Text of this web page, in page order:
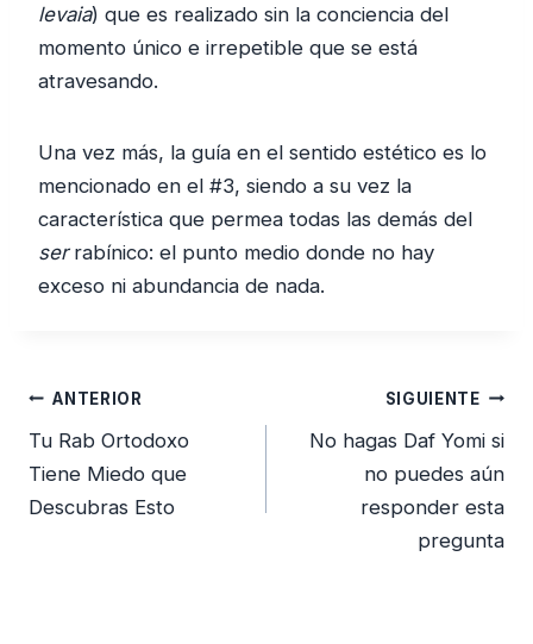
levaia) que es realizado sin la conciencia del
momento único e irrepetible que se está
atravesando.
Una vez más, la guía en el sentido estético es lo
mencionado en el #3, siendo a su vez la
característica que permea todas las demás del
serrabínico: el punto medio donde no hay
exceso ni abundancia de nada.
Navegación
de
entradas
ANTERIOR
Tu Rab Ortodoxo
Tiene Miedo que
Descubras Esto
SIGUIENTE
No hagas Daf Yomi si
no puedes aún
responder esta
pregunta